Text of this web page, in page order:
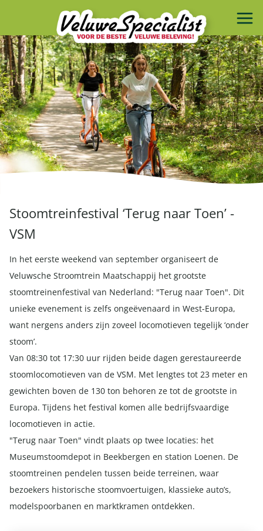
Stoomtreinfestival ‘Terug naar Toen’ -
VSM
In het eerste weekend van september organiseert de
Veluwsche Stroomtrein Maatschappij het grootste
stoomtreinenfestival van Nederland: "Terug naar Toen". Dit
unieke evenement is zelfs ongeëvenaard in West-Europa,
want nergens anders zijn zoveel locomotieven tegelijk ‘onder
stoom’.
Van 08:30 tot 17:30 uur rijden beide dagen gerestaureerde
stoomlocomotieven van de VSM. Met lengtes tot 23 meter en
gewichten boven de 130 ton behoren ze tot de grootste in
Europa. Tijdens het festival komen alle bedrijfsvaardige
locomotieven in actie.
"Terug naar Toen" vindt plaats op twee locaties: het
Museumstoomdepot in Beekbergen en station Loenen. De
stoomtreinen pendelen tussen beide terreinen, waar
bezoekers historische stoomvoertuigen, klassieke auto’s,
modelspoorbanen en marktkramen ontdekken.